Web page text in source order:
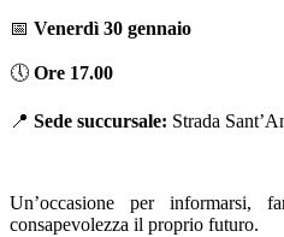
📅 Venerdì 30 gennaio
🕔 Ore 17.00
📍 Sede succursale: Strada
Un’occasione per informarsi,
consapevolezza il proprio futuro.